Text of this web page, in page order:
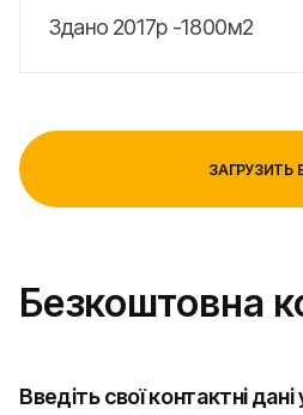
Здано 2017р -1800м2
ЗАГРУЗИТЬ
Безкоштовна
Введіть свої контактні